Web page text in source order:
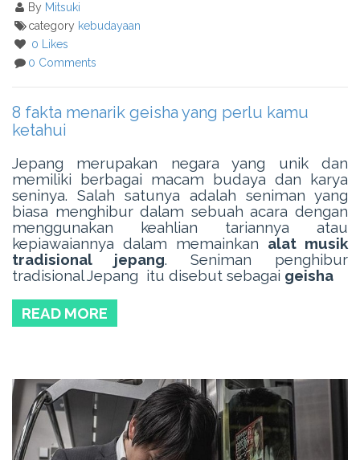
By Mitsuki
category kebudayaan
0 Likes
0 Comments
8 fakta menarik geisha yang perlu kamu
ketahui
Jepang merupakan negara yang unik dan
memiliki berbagai macam budaya dan karya
seninya. Salah satunya adalah seniman yang
biasa menghibur dalam sebuah acara dengan
menggunakan keahlian tariannya atau
kepiawaiannya dalam memainkan alat musik
tradisional jepang. Seniman penghibur
tradisional Jepang itu disebut sebagai geisha
READ MORE